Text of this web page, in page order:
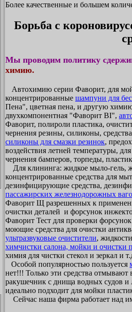
Более качественные и большем
Борьба с
Мы проводим политику
химию.
Автохимию серии Фаворит, для
концентрированные шампуни для
Пена", цветная пена, и другую
двухкомпонентная "Фаворит BI",
Фаворит, полироли пластика,
чернения резины, силиконы,
силиконы для смазки резинок,
воздействия летней температуры,
чернения бамперов, торпеды,
Для клининга: жидкое мыло-гель,
концентрированные средства для
дезинфицирующие средства,
пассажирских железнодорожных
Фаворит Щ разрешенных к
очистки деталей и форсунок
Фаворит Тест для проверки
моющие средства для очистки
ультразвуковые очистители,
химчистки салона, мойки и очистки
химия для чистки стекол и зеркал и
Особой популярностью пользуется
нет!!! Только эти средства
ракушечник с днища водных судов и
идеально подходит для мойки
Сейчас наша фирма работает над